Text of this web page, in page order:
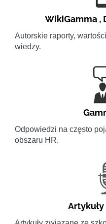
WikiGamma ,
Autorskie raporty,
wiedzy.
Odpowiedzi na często
obszaru HR.